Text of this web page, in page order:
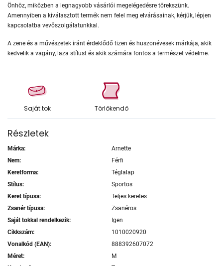
Önhöz, miközben a legnagyobb vásárlói megelégedésre törekszünk.
Amennyiben a kiválasztott termék nem felel meg elvárásainak, kérjük, lépjen
kapcsolatba vevőszolgálatunkkal.
A zene és a művészetek iránt érdeklődő tizen és huszonévesek márkája, akik
kedvelik a vagány, laza stílust és akik számára fontos a természet védelme.
Saját tok Törlőkendő
Részletek
Márka:
Arnette
Nem:
Férfi
Keretforma:
Téglalap
Stílus:
Sportos
Keret típusa:
Teljes keretes
Zsanér típusa:
Zsanéros
Saját tokkal rendelkezik:
Igen
Cikkszám:
1010020920
Vonalkód (EAN):
888392607072
Méret:
M